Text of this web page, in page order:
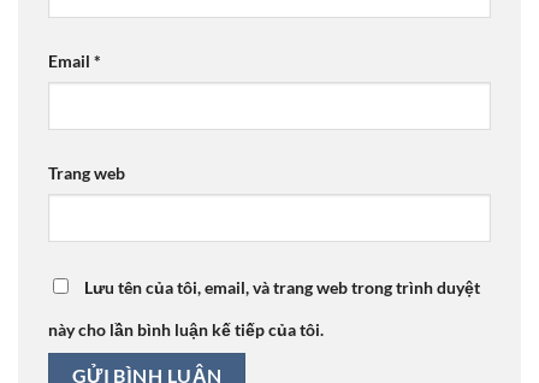
Email *
Trang web
Lưu tên của tôi, email, và trang web trong trình duyệt
này cho lần bình luận kế tiếp của tôi.